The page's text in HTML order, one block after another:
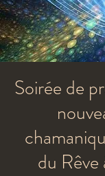
Soirée de
du Rêve